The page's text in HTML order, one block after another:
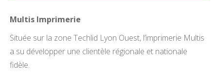
Multis Imprimerie
Située sur la zone Techlid Lyon Ouest, l’imprimerie Multis
a su développer une clientèle régionale et nationale
fidèle.